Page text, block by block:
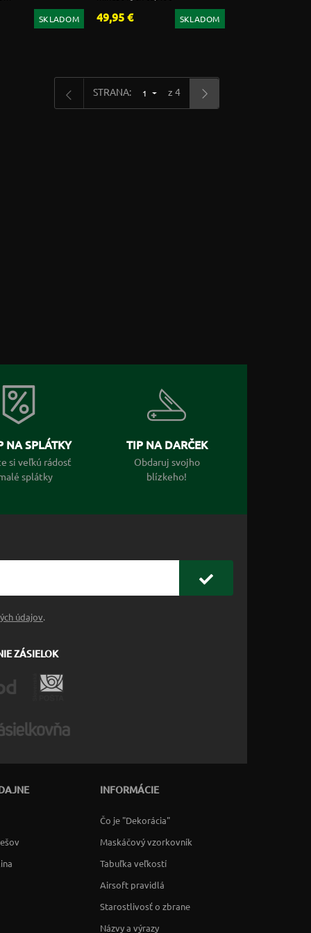
SKLADOM 49,95 € SKLADOM
STRANA: 1 z 4
NA SPLÁTKY
si veľkú rádosť
splátky
TIP NA DARČEK
Obdaruj svojho
blízkeho!
údajov.
ZÁSIELOK
INFORMÁCIE
Čo je "Dekorácia"
Maskáčový vzorkovník
Tabuľka veľkostí
Airsoft pravidlá
Starostlivosť o zbrane
Názvy a výrazy